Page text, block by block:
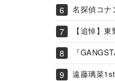
名探偵コナ
【追悼】
『
遠藤璃菜